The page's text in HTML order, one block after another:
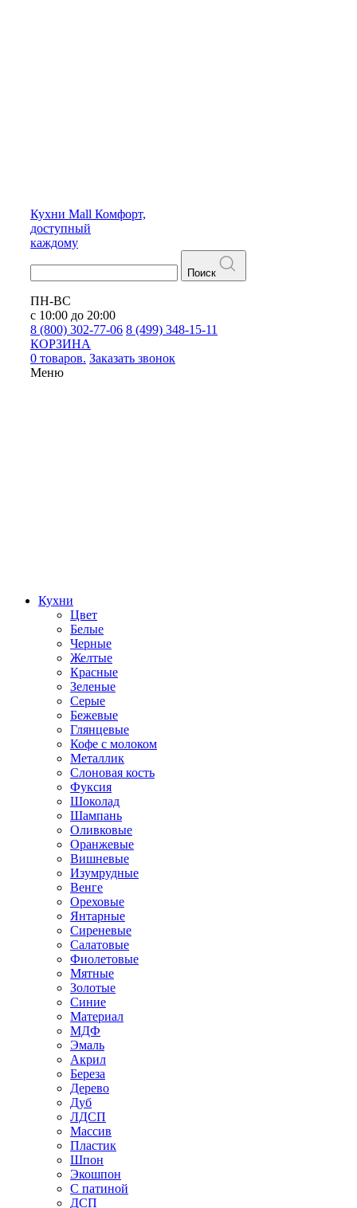
Кухни Mall Комфорт,
доступный
каждому
Поиск
ПН-ВС
с 10:00 до 20:00
8 (800) 302-77-06 8 (499) 348-15-11
КОРЗИНА
0 товаров. Заказать звонок
Меню
Кухни
Цвет
Белые
Черные
Желтые
Красные
Зеленые
Серые
Бежевые
Глянцевые
Кофе с молоком
Металлик
Слоновая кость
Фуксия
Шоколад
Шампань
Оливковые
Оранжевые
Вишневые
Изумрудные
Венге
Ореховые
Янтарные
Сиреневые
Салатовые
Фиолетовые
Мятные
Золотые
Синие
Материал
МДФ
Эмаль
Акрил
Береза
Дерево
Дуб
ЛДСП
Массив
Пластик
Шпон
Экошпон
С патиной
ДСП